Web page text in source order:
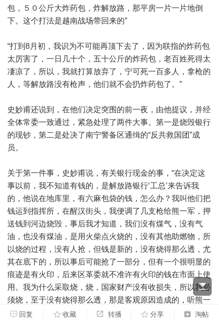
包，５０公斤大炸药包，炸解放路，那平房一片一片地倒
下。这个打法是越南战场带回来的”
“打到8月初，我识为不可能再顶下去了，因为联指的炸药包
太厉害了，一日几十个，五十公斤的炸药包，老百姓死得太
凄凉了，所以，我就打算放弃了，宁可死一百多人，拿枪的
人，等解放路没有枪声，他们就不会扔炸药包了。”
史妙甫还说到，在他们决定突围的前一夜，由他提议，并经
全体常委一致通过，紧急处理了两件大事。第一是烧毁银行
的现钞，第二是处决了南宁警备区通缉的“反共救国团”成
员。
关于第一件事，史妙甫说，有关银行现金的事，“在决定这
事以前，我不知道有钱的，是解放路银行‘工总’来告诉我
的，他说在地库里，有六麻包袋的钱，怎么办？我叫他们把
钱运到指挥所，在醒汉街头，我便调了几支枪给熊一军，押
送钱到河边烧毁，事后我才知道，我们没有煤气，没有气
油，也没有煤油，是用火柴点火烧的，没有其他助燃物，所
以烧的过程，没有人抢，但钱是新的，没有烧得那么透，尤
其在底下的，所以事后可能抢了一部分，但有一个很明显的
痕迹是有火印，后来区革委就不准许有火印的钱在市面上使
用。我为什么采取烧，烧，国家财产没有收损失，所以我必
须烧，至于没有烧得那么透，那是客观原因造成的，听熊一
军说，被抢了一部分。”不过，他很认真的说，他们动用了
回复 收藏 转播 分享 淘帖